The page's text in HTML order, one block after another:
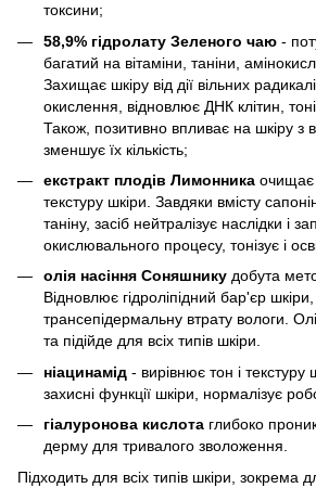
токсини;
58,9% гідролату Зеленого чаю -
багатий на вітаміни, таніни,
Захищає шкіру від дії вільних
окислення, відновлює ДНК клітин,
Також, позитивно впливає на шкіру з
зменшує їх кількість;
екстракт плодів Лимонника очищає
текстуру шкіри. Завдяки вмісту
таніну, засіб нейтралізує наслідки і
окислювального процесу, тонізує і
олія насіння Соняшнику добута
Відновлює гідроліпідний бар'єр
трансепідермальну втрату вологи.
та підійде для всіх типів шкіри.
ніацинамід - вирівнює тон і
захисні функції шкіри, нормалізує
гіалуронова кислота глибоко
дерму для тривалого зволоження.
Підходить для всіх типів шкіри, зокрема